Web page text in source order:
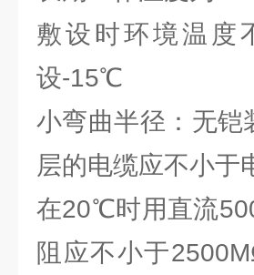
敷设时环境温
设-15℃
小弯曲半径：无铠
层的电缆应不小
在20℃时用直流
阻应不小于